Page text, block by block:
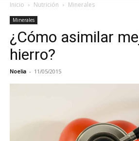
Inicio Nutrición Minerales
Minerales
¿Cómo asimilar
hierro?
Noelia - 11/05/2015